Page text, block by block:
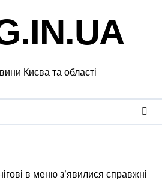
Києва та області
в меню з’явилися справжні